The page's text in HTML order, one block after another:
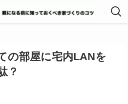
の部屋に宅内LANを
？